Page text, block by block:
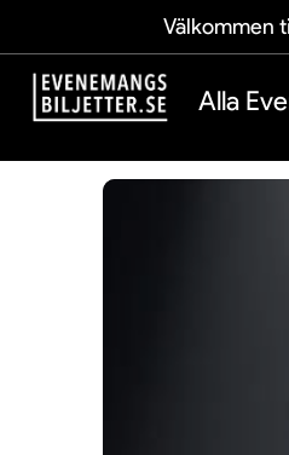
Välkommen
Alla